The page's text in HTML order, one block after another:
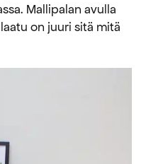
Mallipalan avulla
on juuri sitä mitä